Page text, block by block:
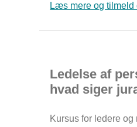
Læs mere og tilmeld
Ledelse af
hvad siger
Kursus for ledere